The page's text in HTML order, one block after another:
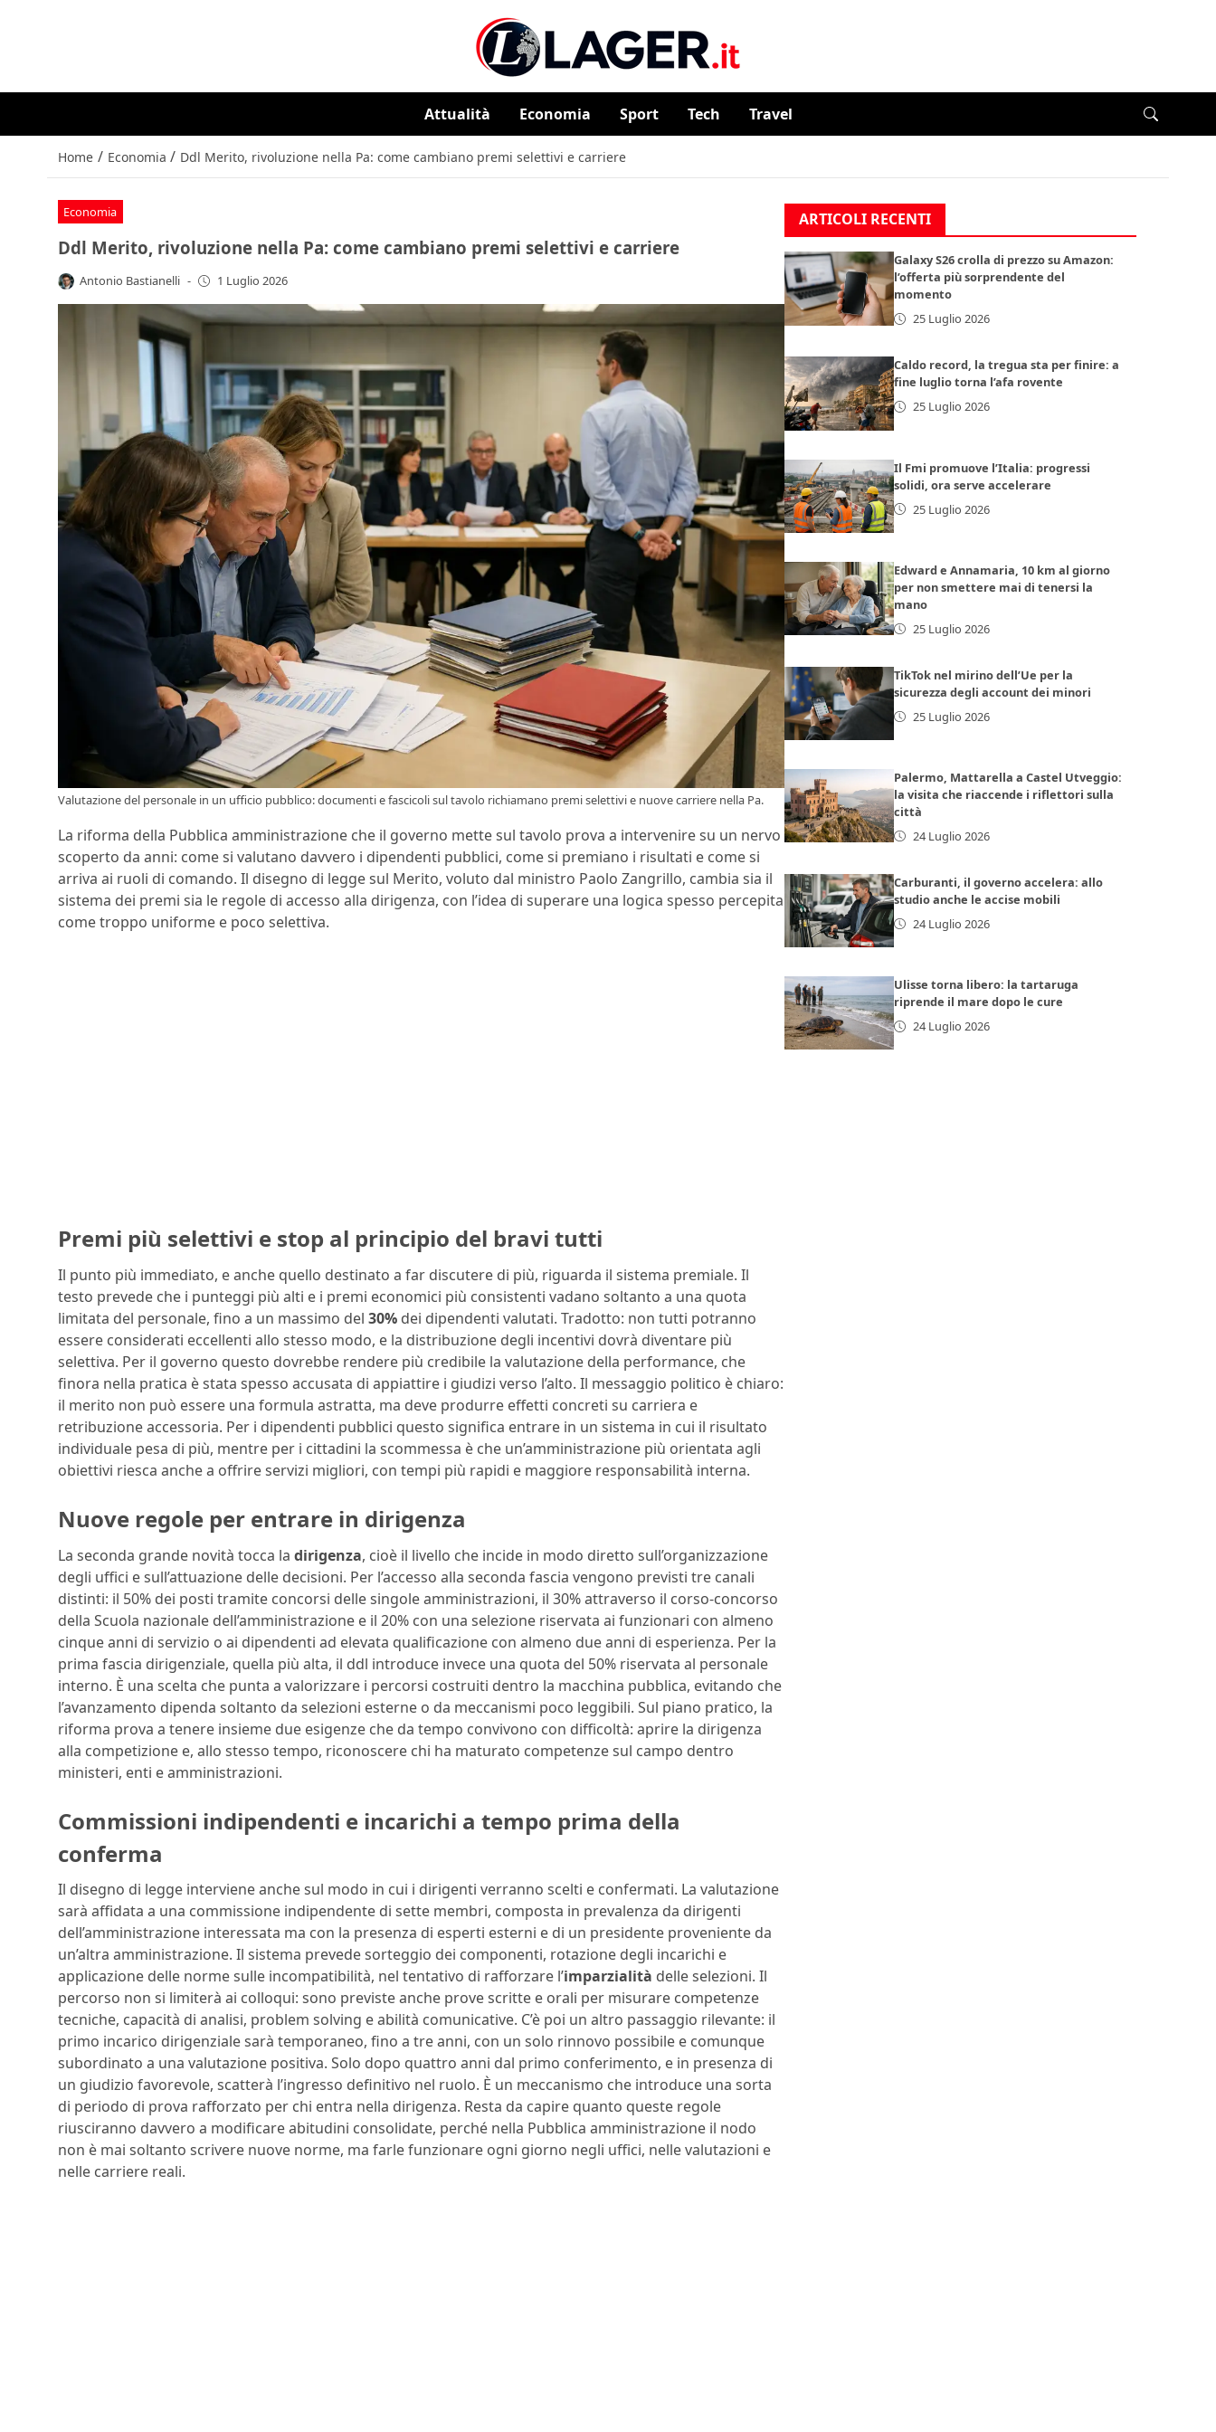
Attualità ⁠⁠Economia Sport Tech Travel
Home / ⁠⁠Economia / Ddl Merito, rivoluzione nella Pa: come cambiano premi selettivi e carriere
⁠⁠Economia
Ddl Merito, rivoluzione nella Pa: come cambiano premi selettivi e carriere
Antonio Bastianelli - 1 Luglio 2026
Valutazione del personale in un ufficio pubblico: documenti e fascicoli sul tavolo richiamano premi selettivi e nuove carriere nella Pa.
La riforma della Pubblica amministrazione che il governo mette sul tavolo prova a intervenire su un nervo
scoperto da anni: come si valutano davvero i dipendenti pubblici, come si premiano i risultati e come si
arriva ai ruoli di comando. Il disegno di legge sul Merito, voluto dal ministro Paolo Zangrillo, cambia sia il
sistema dei premi sia le regole di accesso alla dirigenza, con l’idea di superare una logica spesso percepita
come troppo uniforme e poco selettiva.
Premi più selettivi e stop al principio del bravi tutti
Il punto più immediato, e anche quello destinato a far discutere di più, riguarda il sistema premiale. Il
testo prevede che i punteggi più alti e i premi economici più consistenti vadano soltanto a una quota
limitata del personale, fino a un massimo del 30% dei dipendenti valutati. Tradotto: non tutti potranno
essere considerati eccellenti allo stesso modo, e la distribuzione degli incentivi dovrà diventare più
selettiva. Per il governo questo dovrebbe rendere più credibile la valutazione della performance, che
finora nella pratica è stata spesso accusata di appiattire i giudizi verso l’alto. Il messaggio politico è chiaro:
il merito non può essere una formula astratta, ma deve produrre effetti concreti su carriera e
retribuzione accessoria. Per i dipendenti pubblici questo significa entrare in un sistema in cui il risultato
individuale pesa di più, mentre per i cittadini la scommessa è che un’amministrazione più orientata agli
obiettivi riesca anche a offrire servizi migliori, con tempi più rapidi e maggiore responsabilità interna.
Nuove regole per entrare in dirigenza
La seconda grande novità tocca la dirigenza, cioè il livello che incide in modo diretto sull’organizzazione
degli uffici e sull’attuazione delle decisioni. Per l’accesso alla seconda fascia vengono previsti tre canali
distinti: il 50% dei posti tramite concorsi delle singole amministrazioni, il 30% attraverso il corso-concorso
della Scuola nazionale dell’amministrazione e il 20% con una selezione riservata ai funzionari con almeno
cinque anni di servizio o ai dipendenti ad elevata qualificazione con almeno due anni di esperienza. Per la
prima fascia dirigenziale, quella più alta, il ddl introduce invece una quota del 50% riservata al personale
interno. È una scelta che punta a valorizzare i percorsi costruiti dentro la macchina pubblica, evitando che
l’avanzamento dipenda soltanto da selezioni esterne o da meccanismi poco leggibili. Sul piano pratico, la
riforma prova a tenere insieme due esigenze che da tempo convivono con difficoltà: aprire la dirigenza
alla competizione e, allo stesso tempo, riconoscere chi ha maturato competenze sul campo dentro
ministeri, enti e amministrazioni.
Commissioni indipendenti e incarichi a tempo prima della
conferma
Il disegno di legge interviene anche sul modo in cui i dirigenti verranno scelti e confermati. La valutazione
sarà affidata a una commissione indipendente di sette membri, composta in prevalenza da dirigenti
dell’amministrazione interessata ma con la presenza di esperti esterni e di un presidente proveniente da
un’altra amministrazione. Il sistema prevede sorteggio dei componenti, rotazione degli incarichi e
applicazione delle norme sulle incompatibilità, nel tentativo di rafforzare l’imparzialità delle selezioni. Il
percorso non si limiterà ai colloqui: sono previste anche prove scritte e orali per misurare competenze
tecniche, capacità di analisi, problem solving e abilità comunicative. C’è poi un altro passaggio rilevante: il
primo incarico dirigenziale sarà temporaneo, fino a tre anni, con un solo rinnovo possibile e comunque
subordinato a una valutazione positiva. Solo dopo quattro anni dal primo conferimento, e in presenza di
un giudizio favorevole, scatterà l’ingresso definitivo nel ruolo. È un meccanismo che introduce una sorta
di periodo di prova rafforzato per chi entra nella dirigenza. Resta da capire quanto queste regole
riusciranno davvero a modificare abitudini consolidate, perché nella Pubblica amministrazione il nodo
non è mai soltanto scrivere nuove norme, ma farle funzionare ogni giorno negli uffici, nelle valutazioni e
nelle carriere reali.
ARTICOLI RECENTI
Galaxy S26 crolla di prezzo su Amazon:
l’offerta più sorprendente del
momento
25 Luglio 2026
Caldo record, la tregua sta per finire: a
fine luglio torna l’afa rovente
25 Luglio 2026
Il Fmi promuove l’Italia: progressi
solidi, ora serve accelerare
25 Luglio 2026
Edward e Annamaria, 10 km al giorno
per non smettere mai di tenersi la
mano
25 Luglio 2026
TikTok nel mirino dell’Ue per la
sicurezza degli account dei minori
25 Luglio 2026
Palermo, Mattarella a Castel Utveggio:
la visita che riaccende i riflettori sulla
città
24 Luglio 2026
Carburanti, il governo accelera: allo
studio anche le accise mobili
24 Luglio 2026
Ulisse torna libero: la tartaruga
riprende il mare dopo le cure
24 Luglio 2026